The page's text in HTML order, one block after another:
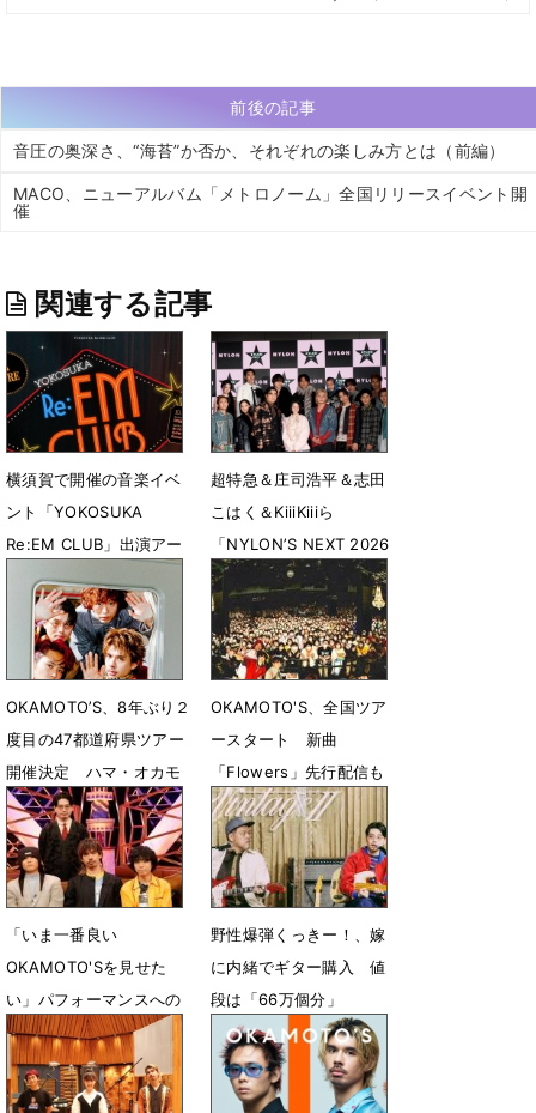
前後の記事
音圧の奥深さ、“海苔”か否か、それぞれの楽しみ方とは（前編）
MACO、ニューアルバム「メトロノーム」全国リリースイベント開
催
関連する記事
横須賀で開催の音楽イベ
ント「YOKOSUKA
Re:EM CLUB」出演アー
ティスト発表
7月28日 17時05分
超特急＆庄司浩平＆志田
こはく＆KiiiKiiiら
「NYLONʼS NEXT 2026
AWARDS」受賞
2月1日 09時41分
OKAMOTO’S、8年ぶり２
度目の47都道府県ツアー
開催決定 ハマ・オカモ
ト活動再開
7月20日 23時03分
OKAMOTO'S、全国ツア
ースタート 新曲
「Flowers」先行配信も
開始
1月9日 23時49分
「いま一番良い
OKAMOTO'Sを見せた
い」パフォーマンスへの
信念
10月27日 18時00分
野性爆弾くっきー！、嫁
に内緒でギター購入 値
段は「66万個分」
10月15日 23時45分